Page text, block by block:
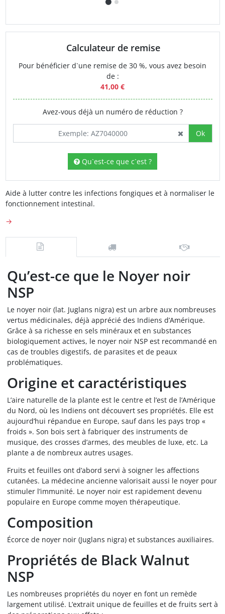
Calculateur de remise
Pour bénéficier d`une remise de 30 %, vous avez besoin
de :
41,00 €
Avez-vous déjà un numéro de réduction ?
Ok
Qu`est-ce que c`est ?
Aide à lutter contre les infections fongiques et à normaliser le
fonctionnement intestinal.
→
Qu’est-ce que le Noyer noir
NSP
Le noyer noir (lat. Juglans nigra) est un arbre aux nombreuses
vertus médicinales, déjà apprécié des Indiens d’Amérique.
Grâce à sa richesse en sels minéraux et en substances
biologiquement actives, le noyer noir NSP est recommandé en
cas de troubles digestifs, de parasites et de peaux
problématiques.
Origine et caractéristiques
L’aire naturelle de la plante est le centre et l’est de l’Amérique
du Nord, où les Indiens ont découvert ses propriétés. Elle est
aujourd’hui répandue en Europe, sauf dans les pays trop «
froids ». Son bois sert à fabriquer des instruments de
musique, des crosses d’armes, des meubles de luxe, etc. La
plante a de nombreux autres usages.
Fruits et feuilles ont d’abord servi à soigner les affections
cutanées. La médecine ancienne valorisait aussi le noyer pour
stimuler l’immunité. Le noyer noir est rapidement devenu
populaire en Europe comme moyen thérapeutique.
Composition
Écorce de noyer noir (Juglans nigra) et substances auxiliaires.
Propriétés de Black Walnut
NSP
Les nombreuses propriétés du noyer en font un remède
largement utilisé. L’extrait unique de feuilles et de fruits sert à